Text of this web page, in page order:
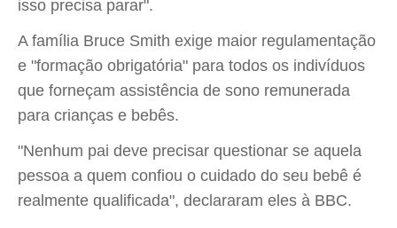
isso precisa parar".
A família Bruce Smith exige maior regulamentação
e "formação obrigatória" para todos os indivíduos
que forneçam assistência de sono remunerada
para crianças e bebês.
"Nenhum pai deve precisar questionar se aquela
pessoa a quem confiou o cuidado do seu bebê é
realmente qualificada", declararam eles à BBC.